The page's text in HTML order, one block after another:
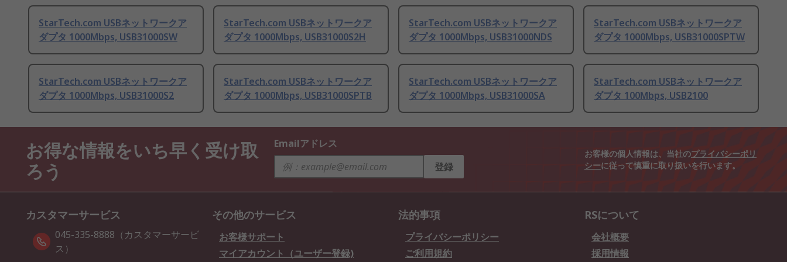
StarTech.com USBネットワークア
ダプタ 1000Mbps, USB31000SW
StarTech.com USBネットワークア
ダプタ 1000Mbps, USB31000S2H
StarTech.com USBネットワークア
ダプタ 1000Mbps, USB31000NDS
StarTech.com USBネットワークア
ダプタ 1000Mbps, USB31000SPTW
StarTech.com USBネットワークア
ダプタ 1000Mbps, USB31000S2
StarTech.com USBネットワークア
ダプタ 1000Mbps, USB31000SPTB
StarTech.com USBネットワークア
ダプタ 1000Mbps, USB31000SA
StarTech.com USBネットワークア
ダプタ 100Mbps, USB2100
お得な情報をいち早く受け取
ろう
Emailアドレス
登録
お客様の個人情報は、当社のプライバシーポリ
シーに従って慎重に取り扱いを行います。
カスタマーサービス
045-335-8888（カスタマーサービ
ス）
その他のサービス
お客様サポート
マイアカウント（ユーザー登録)
法的事項
プライバシーポリシー
ご利用規約
RSについて
会社概要
採用情報